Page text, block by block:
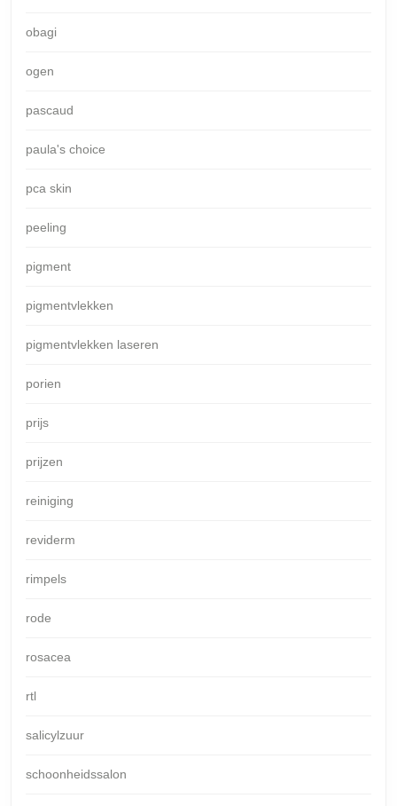
obagi
ogen
pascaud
paula's choice
pca skin
peeling
pigment
pigmentvlekken
pigmentvlekken laseren
porien
prijs
prijzen
reiniging
reviderm
rimpels
rode
rosacea
rtl
salicylzuur
schoonheidssalon